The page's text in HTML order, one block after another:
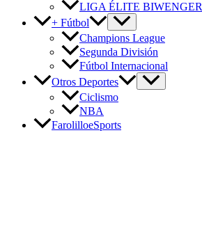
LIGA ÉLITE BIWENGER
+ Fútbol
Champions League
Segunda División
Fútbol Internacional
Otros Deportes
Ciclismo
NBA
FarolilloeSports